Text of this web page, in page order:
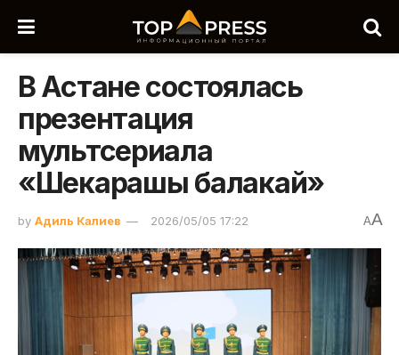
В Астане состоялась
презентация
мультсериала
«Шекарашы балакай»
by Адиль Калиев 2026/05/05 17:22 AA